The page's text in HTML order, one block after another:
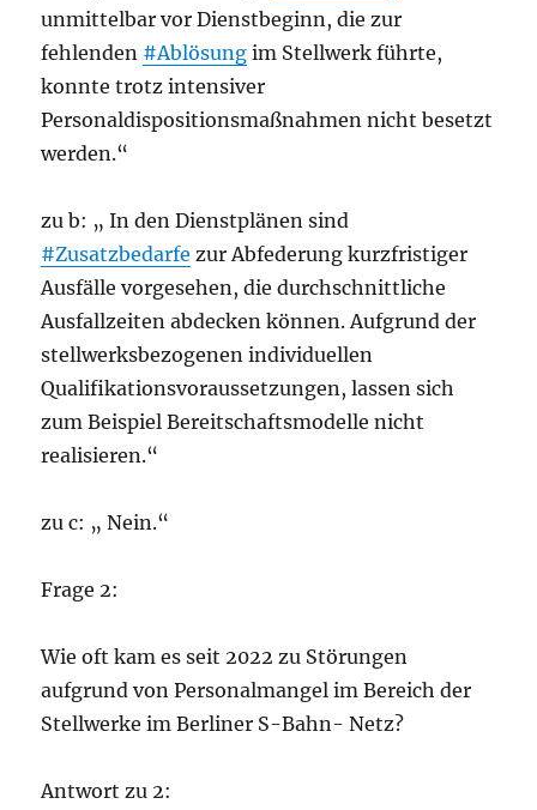
unmittelbar vor Dienstbeginn, die zur
fehlenden #Ablösung im Stellwerk führte,
konnte trotz intensiver
Personaldispositionsmaßnahmen nicht besetzt
werden.“
zu b: „ In den Dienstplänen sind
#Zusatzbedarfe zur Abfederung kurzfristiger
Ausfälle vorgesehen, die durchschnittliche
Ausfallzeiten abdecken können. Aufgrund der
stellwerksbezogenen individuellen
Qualifikationsvoraussetzungen, lassen sich
zum Beispiel Bereitschaftsmodelle nicht
realisieren.“
zu c: „ Nein.“
Frage 2:
Wie oft kam es seit 2022 zu Störungen
aufgrund von Personalmangel im Bereich der
Stellwerke im Berliner S-Bahn- Netz?
Antwort zu 2: